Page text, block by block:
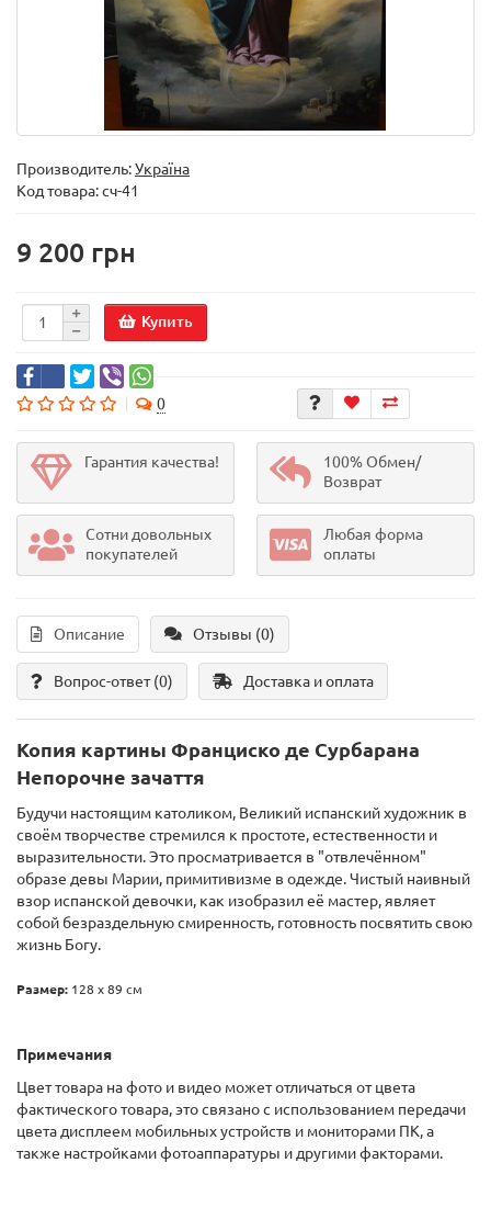
Производитель:Україна
Код товара:сч-41
9 200 грн
Купить
0
Гарантия качества!
100% Обмен/
Возврат
Сотни довольных
покупателей
Любая форма
оплаты
Описание Отзывы (0)
Вопрос-ответ(0) Доставка и оплата
Копия картины Франциско де Сурбарана
Непорочне зачаття
Будучи настоящим католиком, Великий испанский художник в
своём творчестве стремился к простоте, естественности и
выразительности. Это просматривается в "отвлечённом"
образе девы Марии, примитивизме в одежде. Чистый наивный
взор испанской девочки, как изобразил её мастер, являет
собой безраздельную смиренность, готовность посвятить свою
жизнь Богу.
Размер: 128 х 89 см
Примечания
Цвет товара на фото и видео может отличаться от цвета
фактического товара, это связано с использованием передачи
цвета дисплеем мобильных устройств и мониторами ПК, а
также настройками фотоаппаратуры и другими факторами.